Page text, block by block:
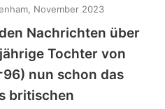
Nachrichten über
Tochter von
nun schon das
britischen
November 2023